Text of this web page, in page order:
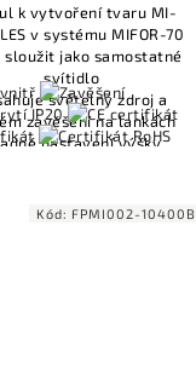
k vytvoření tvaru MI-
v systému MIFOR-70
sloužit jako samostatné
svítidlo
světelný zdroj a
zavěšení na lankách
nastavení výšky
včetně Casambi
Kód: FPMI002-10400B